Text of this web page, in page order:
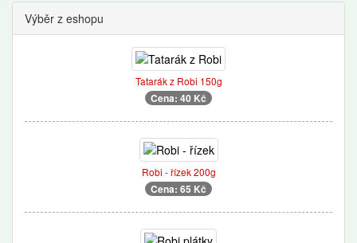
Výběr z eshopu
Tatarák z Robi 150g
Cena: 40 Kč
Robi - řízek 200g
Cena: 65 Kč